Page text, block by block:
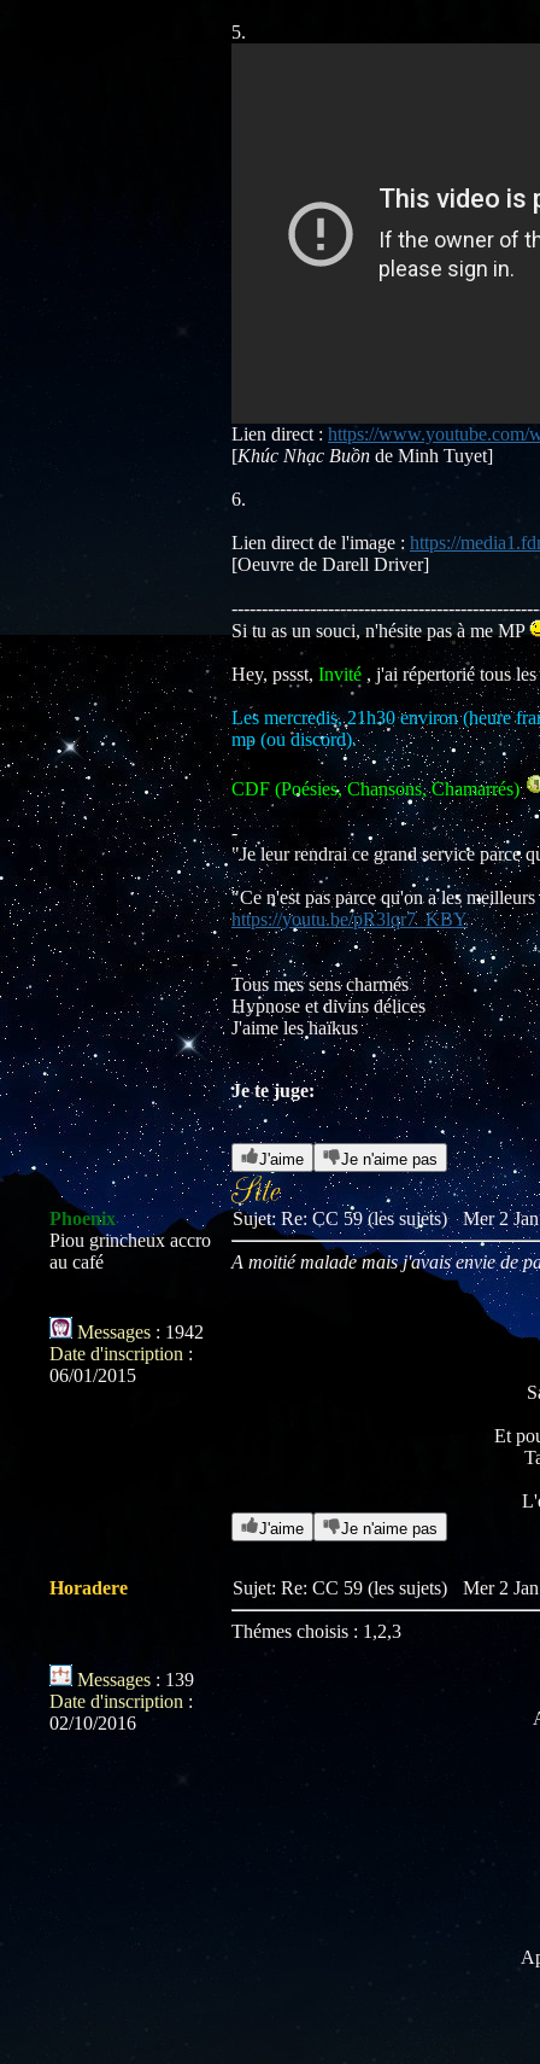
5.
Lien direct : https://
[Khúc Nhạc Buồn de Minh Tuyet]
6.
Lien direct de l'image : https://
[Oeuvre de Darell Driver]
Si tu as un souci, n'hésite pas à me MP
Hey, pssst, Invité , j'ai répertorié tous
Les mercredis, 21h30 environ (heure
mp (ou discord).
CDF (Poésies, Chansons, Chamarrés)
-
"Je leur rendrai ce grand service parce
"Ce n'est pas parce qu'on a les
https://youtu.be/pR3lqr7_KBY
-
Tous mes sens charmés
Hypnose et divins délices
J'aime les haïkus
Je te juge:
J'aime Je n'aime pas
Phoenix
Piou grincheux accro
au café
Messages : 1942
Date d'inscription :
06/01/2015
Sujet: Re: CC 59 (les sujets) Mer 2
A moitié malade mais j'avais envie de
Et
J'aime Je n'aime pas
Horadere
Messages : 139
Date d'inscription :
02/10/2016
Sujet: Re: CC 59 (les sujets) Mer 2
Thémes choisis : 1,2,3